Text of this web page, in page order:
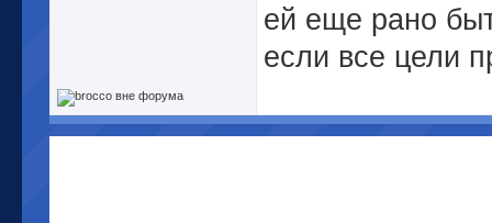
ей еще рано
если все цели